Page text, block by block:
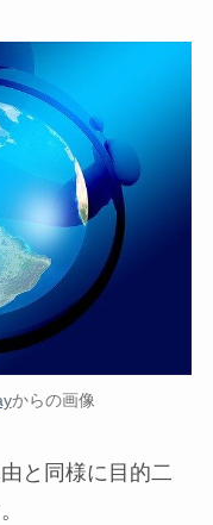
からの画像
と同様に 目的二